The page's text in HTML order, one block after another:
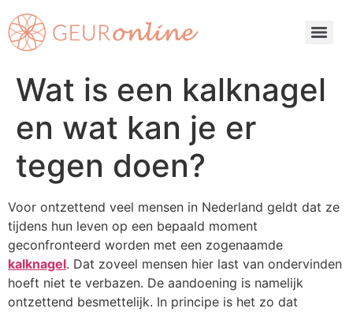
Wat is een kalknagel
en wat kan je er
tegen doen?
Voor ontzettend veel mensen in Nederland geldt dat ze
tijdens hun leven op een bepaald moment
geconfronteerd worden met een zogenaamde
kalknagel. Dat zoveel mensen hier last van ondervinden
hoeft niet te verbazen. De aandoening is namelijk
ontzettend besmettelijk. In principe is het zo dat